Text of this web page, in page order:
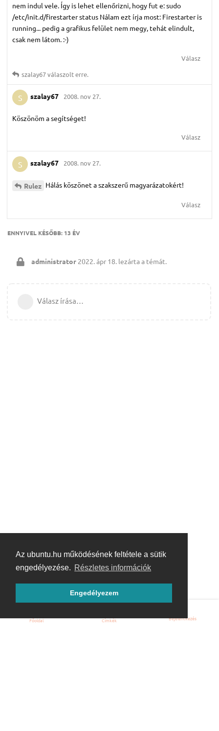
Az ubuntu.hu működésének feltétele a sütik
engedélyezése. Részletes információk
Engedélyezem
nem indul vele. Így is lehet ellenőrizni, hogy fut e: sudo
/etc/init.d/firestarter status Nálam ezt írja most: Firestarter is
running... pedig a grafikus felület nem megy, tehát elindult,
csak nem látom. :-)
Válasz
szalay67válaszolt erre.
S szalay67 2008. nov 27.
Köszönöm a segítséget!
Válasz
S szalay67 2008. nov 27.
Rulez Hálás köszönet a szakszerű magyarázatokért!
Válasz
ENNYIVEL KÉSŐBB: 13 ÉV
administrator 2022. ápr 18. lezárta a témát.
Válasz írása…
Főoldal Címkék Bejelentkezés